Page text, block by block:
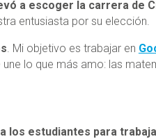
a escoger la carrera de
entusiasta por su elección.
. Mi objetivo es trabajar en
lo que más amo: las
a los estudiantes para